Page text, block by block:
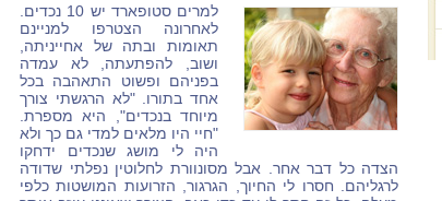
למרים סטופארד יש 10 נכדים.
לאחרונה הצטרפו למניינם
תאומות ובתה של אחייניתה,
ושוב, להפתעתה, לא עמדה
בפניהם ופשוט התאהבה בכל
אחד בתורו. "לא הרגשתי צורך
מיוחד בנכדים", היא מספרת.
"חיי היו מלאים למדי גם כך ולא
היה לי מושג שנכדים ידחקו
הצדה כל דבר אחר. אבל מסונוורת לחלוטין נפלתי שדודה
לרגליהם. חסרו לי החיוך, הגרגור, הזרועות המושטות כלפי